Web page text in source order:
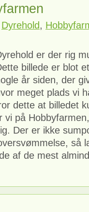
Dyrehold,
er der rig
billede er blot
år siden, der
meget plads vi
dette at billedet
vi på
Der er ikke
så
af de mest